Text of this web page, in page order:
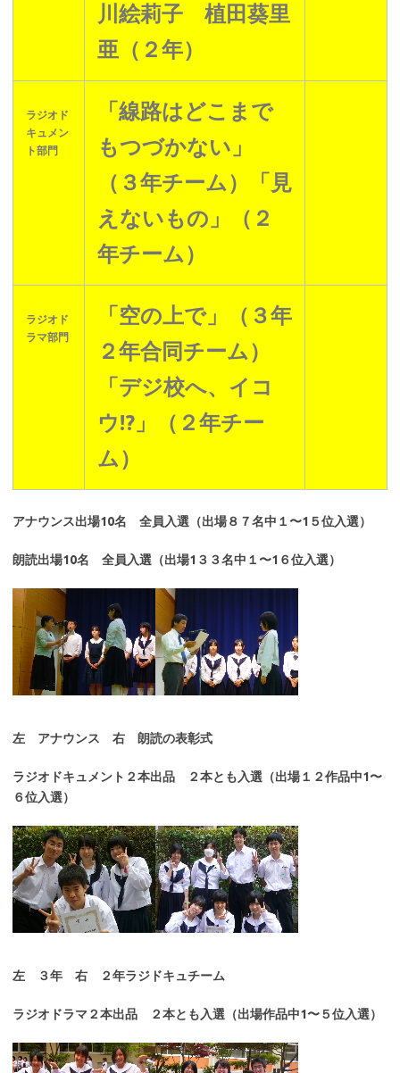
川絵莉子 植田葵里
亜（２年）
ラジオド
キュメン
ト部門
「線路はどこまで
もつづかない」
（３年チーム）
「見
えないもの」（２
年チーム）
ラジオド
ラマ部門
「空の上で」（３年
２年合同チーム）
「デジ校へ、イコ
ウ!?」（２年チー
ム）
アナウンス出場10名 全員入選（出場８７名中１〜1５位入選）
朗読出場10名 全員入選（出場1３３名中１〜1６位入選）
左 アナウンス 右 朗読の表彰式
ラジオドキュメント２本出品 ２本とも入選（出場１２作品中1〜
６位入選）
左 ３年 右 ２年ラジドキュチーム
ラジオドラマ２本出品 ２本とも入選（出場作品中1〜５位入選）